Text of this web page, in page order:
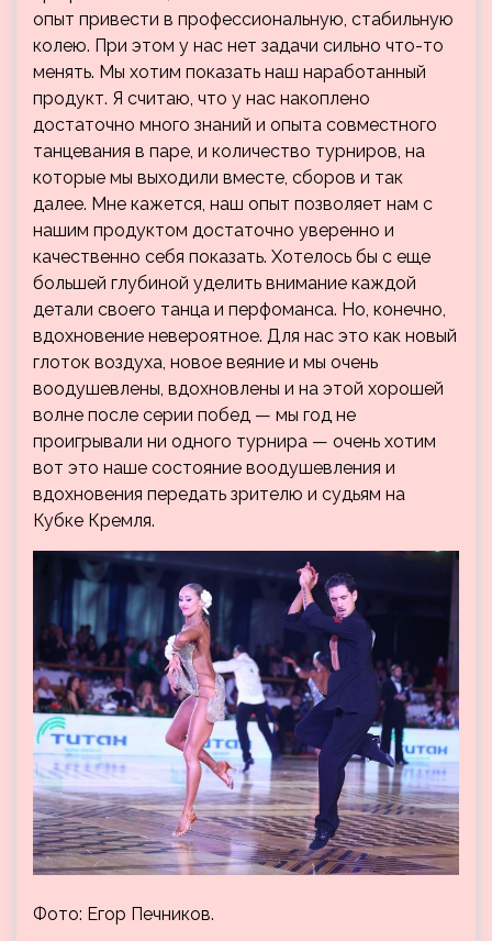
опыт привести в профессиональную, стабильную
колею. При этом у нас нет задачи сильно что-то
менять. Мы хотим показать наш наработанный
продукт. Я считаю, что у нас накоплено
достаточно много знаний и опыта совместного
танцевания в паре, и количество турниров, на
которые мы выходили вместе, сборов и так
далее. Мне кажется, наш опыт позволяет нам с
нашим продуктом достаточно уверенно и
качественно себя показать. Хотелось бы с еще
большей глубиной уделить внимание каждой
детали своего танца и перфоманса. Но, конечно,
вдохновение невероятное. Для нас это как новый
глоток воздуха, новое веяние и мы очень
воодушевлены, вдохновлены и на этой хорошей
волне после серии побед — мы год не
проигрывали ни одного турнира — очень хотим
вот это наше состояние воодушевления и
вдохновения передать зрителю и судьям на
Кубке Кремля.
Фото: Егор Печников.